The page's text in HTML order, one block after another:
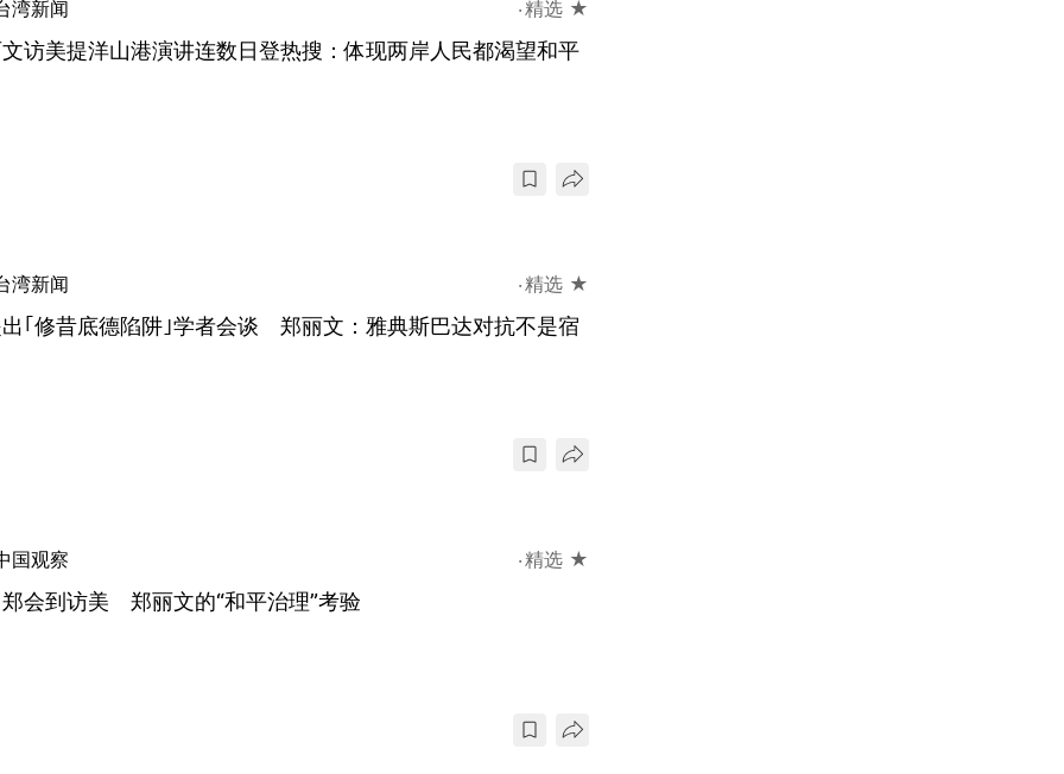
湾新闻 精选 ★
访美提洋山港演讲连数日登热搜：体现两岸人民都渴望和平
湾新闻 精选 ★
｢修昔底德陷阱｣学者会谈 郑丽文：雅典斯巴达对抗不是宿
国观察 精选 ★
会到访美 郑丽文的“和平治理”考验